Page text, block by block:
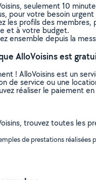
seulement 10
pour votre besoin
les profils des
et à votre budget.
ensemble depuis la
AlloVoisins est
! AlloVoisins est un
de service ou une
réaliser le paiement
trouvez toutes les
de prestations